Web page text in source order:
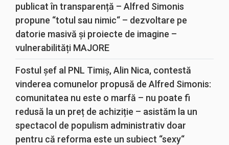
publicat în transparență – Alfred Simonis
propune “totul sau nimic“ – dezvoltare pe
datorie masivă și proiecte de imagine –
vulnerabilități MAJORE
Fostul șef al PNL Timiș, Alin Nica, contestă
vinderea comunelor propusă de Alfred Simonis:
comunitatea nu este o marfă – nu poate fi
redusă la un preț de achiziție – asistăm la un
spectacol de populism administrativ doar
pentru că reforma este un subiect “sexy“